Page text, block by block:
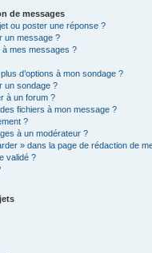
de messages
ou poster une réponse ?
un message ?
à mes messages ?
d’options à mon sondage ?
un sondage ?
à un forum ?
fichiers à mon message ?
?
à un modérateur ?
» dans la page de rédaction de
validé ?